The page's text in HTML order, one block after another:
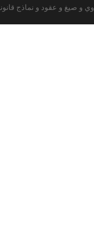
و صيغ و عقود و نماذج